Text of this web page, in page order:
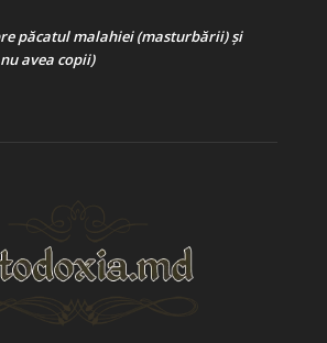
păcatul malahiei (masturbării) şi
avea copii)